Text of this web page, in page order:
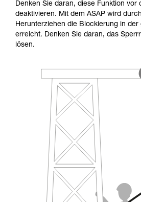
Denken Sie daran, diese Funktion vor
deaktivieren. Mit dem ASAP wird
Herunterziehen die Blockierung in
erreicht. Denken Sie daran, das
lösen.